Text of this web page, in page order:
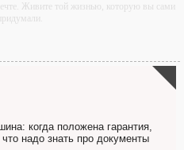
Живите той жизнью, которую вы сами
советом, это пропустить его мимо ушей.
кроме того, кто его дал.
когда положена гарантия,
надо знать про документы